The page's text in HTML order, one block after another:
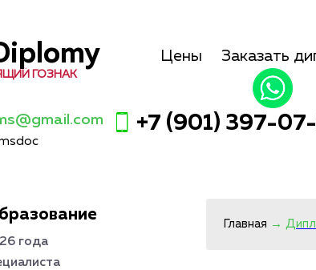
ГОЗНАК
Цены Заказать
+7 (901) 397-
Главная →
года